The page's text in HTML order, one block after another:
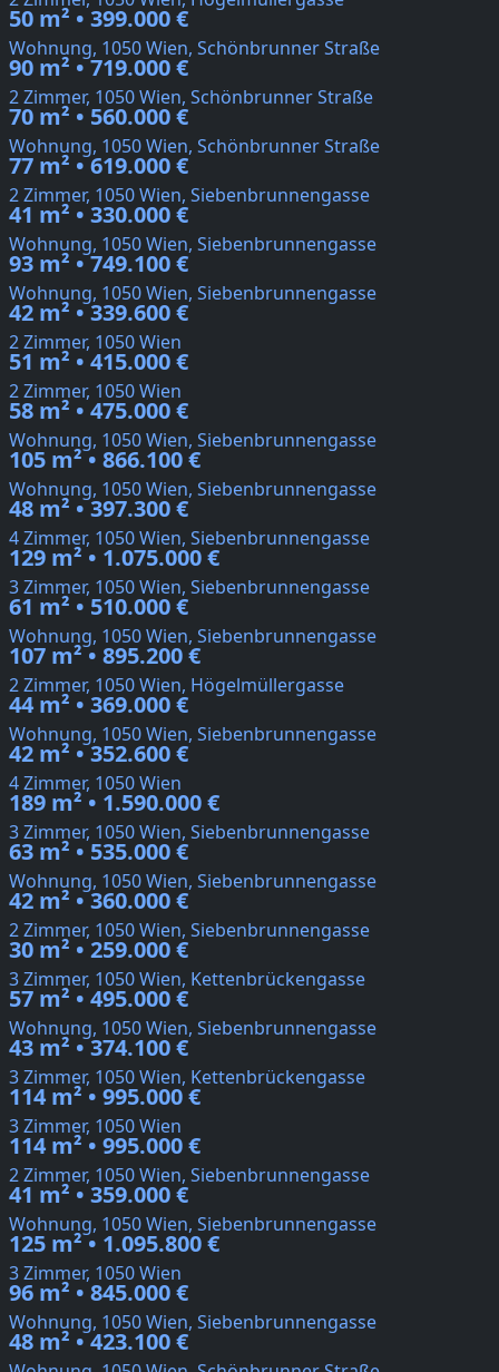
50 m² • 399.000 €
Wohnung, 1050 Wien, Schönbrunner Straße
90 m² • 719.000 €
2 Zimmer, 1050 Wien, Schönbrunner Straße
70 m² • 560.000 €
Wohnung, 1050 Wien, Schönbrunner Straße
77 m² • 619.000 €
2 Zimmer, 1050 Wien, Siebenbrunnengasse
41 m² • 330.000 €
Wohnung, 1050 Wien, Siebenbrunnengasse
93 m² • 749.100 €
Wohnung, 1050 Wien, Siebenbrunnengasse
42 m² • 339.600 €
2 Zimmer, 1050 Wien
51 m² • 415.000 €
2 Zimmer, 1050 Wien
58 m² • 475.000 €
Wohnung, 1050 Wien, Siebenbrunnengasse
105 m² • 866.100 €
Wohnung, 1050 Wien, Siebenbrunnengasse
48 m² • 397.300 €
4 Zimmer, 1050 Wien, Siebenbrunnengasse
129 m² • 1.075.000 €
3 Zimmer, 1050 Wien, Siebenbrunnengasse
61 m² • 510.000 €
Wohnung, 1050 Wien, Siebenbrunnengasse
107 m² • 895.200 €
2 Zimmer, 1050 Wien, Högelmüllergasse
44 m² • 369.000 €
Wohnung, 1050 Wien, Siebenbrunnengasse
42 m² • 352.600 €
4 Zimmer, 1050 Wien
189 m² • 1.590.000 €
3 Zimmer, 1050 Wien, Siebenbrunnengasse
63 m² • 535.000 €
Wohnung, 1050 Wien, Siebenbrunnengasse
42 m² • 360.000 €
2 Zimmer, 1050 Wien, Siebenbrunnengasse
30 m² • 259.000 €
3 Zimmer, 1050 Wien, Kettenbrückengasse
57 m² • 495.000 €
Wohnung, 1050 Wien, Siebenbrunnengasse
43 m² • 374.100 €
3 Zimmer, 1050 Wien, Kettenbrückengasse
114 m² • 995.000 €
3 Zimmer, 1050 Wien
114 m² • 995.000 €
2 Zimmer, 1050 Wien, Siebenbrunnengasse
41 m² • 359.000 €
Wohnung, 1050 Wien, Siebenbrunnengasse
125 m² • 1.095.800 €
3 Zimmer, 1050 Wien
96 m² • 845.000 €
Wohnung, 1050 Wien, Siebenbrunnengasse
48 m² • 423.100 €